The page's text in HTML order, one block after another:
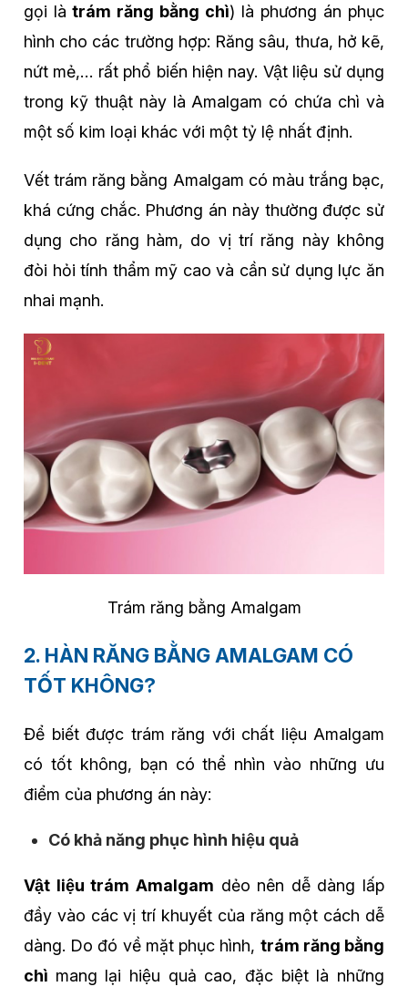
gọi là trám răng bằng chì) là phương án phục
hình cho các trường hợp: Răng sâu, thưa, hở kẽ,
nứt mẻ,… rất phổ biến hiện nay. Vật liệu sử dụng
trong kỹ thuật này là Amalgam có chứa chì và
một số kim loại khác với một tỷ lệ nhất định.
Vết trám răng bằng Amalgam có màu trắng bạc,
khá cứng chắc. Phương án này thường được sử
dụng cho răng hàm, do vị trí răng này không
đòi hỏi tính thẩm mỹ cao và cần sử dụng lực ăn
nhai mạnh.
Trám răng bằng Amalgam
2. HÀN RĂNG BẰNG AMALGAM CÓ
TỐT KHÔNG?
Để biết được trám răng với chất liệu Amalgam
có tốt không, bạn có thể nhìn vào những ưu
điểm của phương án này:
Có khả năng phục hình hiệu quả
Vật liệu trám Amalgam dẻo nên dễ dàng lấp
đầy vào các vị trí khuyết của răng một cách dễ
dàng. Do đó về mặt phục hình, trám răng bằng
chì mang lại hiệu quả cao, đặc biệt là những